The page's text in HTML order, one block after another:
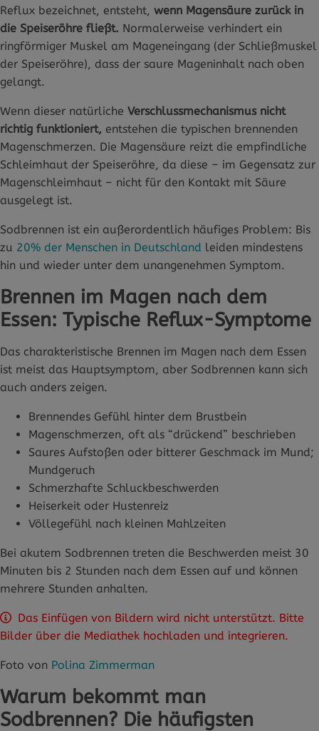
Reflux bezeichnet, entsteht, wenn Magensäure zurück in
die Speiseröhre fließt. Normalerweise verhindert ein
ringförmiger Muskel am Mageneingang (der Schließmuskel
der Speiseröhre), dass der saure Mageninhalt nach oben
gelangt.
Wenn dieser natürliche Verschlussmechanismus nicht
richtig funktioniert, entstehen die typischen brennenden
Magenschmerzen. Die Magensäure reizt die empfindliche
Schleimhaut der Speiseröhre, da diese – im Gegensatz zur
Magenschleimhaut – nicht für den Kontakt mit Säure
ausgelegt ist.
Sodbrennen ist ein außerordentlich häufiges Problem: Bis
zu 20% der Menschen in Deutschland leiden mindestens
hin und wieder unter dem unangenehmen Symptom.
Brennen im Magen nach dem
Essen: Typische Reflux-Symptome
Das charakteristische Brennen im Magen nach dem Essen
ist meist das Hauptsymptom, aber Sodbrennen kann sich
auch anders zeigen.
Brennendes Gefühl hinter dem Brustbein
Magenschmerzen, oft als “drückend” beschrieben
Saures Aufstoßen oder bitterer Geschmack im Mund;
Mundgeruch
Schmerzhafte Schluckbeschwerden
Heiserkeit oder Hustenreiz
Völlegefühl nach kleinen Mahlzeiten
Bei akutem Sodbrennen treten die Beschwerden meist 30
Minuten bis 2 Stunden nach dem Essen auf und können
mehrere Stunden anhalten.
Das Einfügen von Bildern wird nicht unterstützt. Bitte
Bilder über die Mediathek hochladen und integrieren.
Foto von Polina Zimmerman
Warum bekommt man
Sodbrennen? Die häufigsten